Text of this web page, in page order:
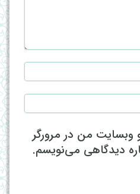
وبسایت من در مرورگر
دیدگاهی می‌نویسم.